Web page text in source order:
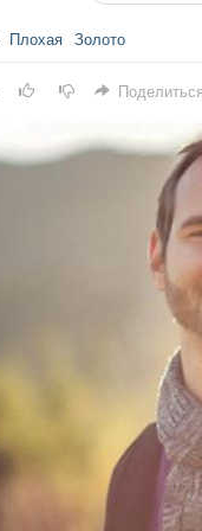
Плохая Золото